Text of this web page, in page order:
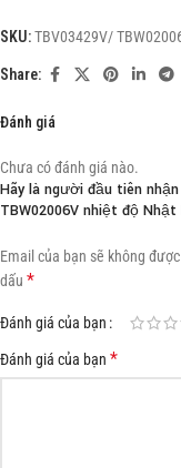
SKU:TBV03429V/
Share:
Đánh giá
Chưa có đánh giá nào.
Hãy là người đầu tiên
TBW02006V nhiệt độ Nhật
Email của bạn sẽ không
dấu *
Đánh giá của bạn
Đánh giá của bạn *